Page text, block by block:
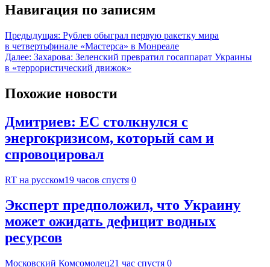
Навигация по записям
Предыдущая: Рублев обыграл первую ракетку мира
в четвертьфинале «Мастерса» в Монреале
Далее: Захарова: Зеленский превратил госаппарат Украины
в «террористический движок»
Похожие новости
Дмитриев: ЕС столкнулся с
энергокризисом, который сам и
спровоцировал
RT на русском19 часов спустя 0
Эксперт предположил, что Украину
может ожидать дефицит водных
ресурсов
Московский Комсомолец21 час спустя 0